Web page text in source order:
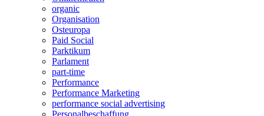
organic
Organisation
Osteuropa
Paid Social
Parktikum
Parlament
part-time
Performance
Performance Marketing
performance social advertising